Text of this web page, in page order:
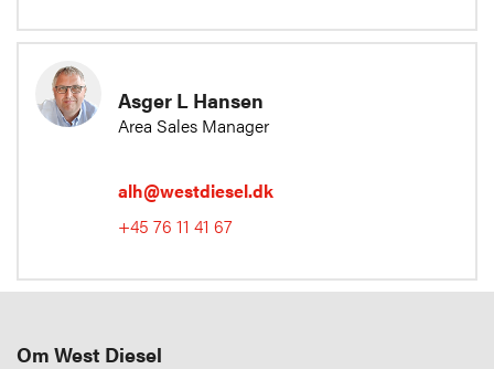
Asger L Hansen
Area Sales Manager
alh@westdiesel.dk
+45 76 11 41 67
Om West Diesel